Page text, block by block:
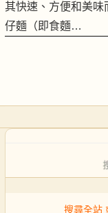
其快速、方便和美味
仔麵（即食麵…
搜尋全站